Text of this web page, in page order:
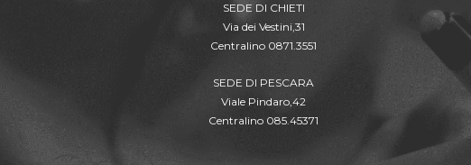
SEDE DI CHIETI
Via dei Vestini,31
Centralino 0871.3551
SEDE DI PESCARA
Viale Pindaro,42
Centralino 085.45371